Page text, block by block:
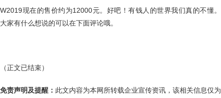
W2019现在的售价约为12000元。好吧！有钱人的世界我们真的不懂。
大家有什么想说的可以在下面评论哦。
（正文已结束）
免责声明及提醒： 此文内容为本网所转载企业宣传资讯，该相关信息仅为